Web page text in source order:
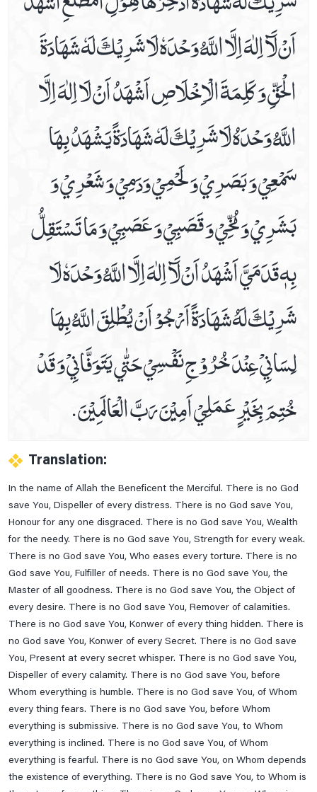
اَنْ لَآ اِلٰهَ اِلَّا اللَّهُ وَحْدَهٗ لَا شَرِيْكَ لَهٗ شَهَادَةَ
الْحَقِّ وَ كَلِمَةَ الْاِخْلَاصِ اَشْهَدُ اَنْ لَا اِلٰهَ اِلَّا
اللَّهُ وَحْدَهُ لَا شَرِيْكَ لَهٗ شَهَادَةً يَشْهَدُ بِهَا
سَمْعِيْ وَ بَصَرِيْ وَ لَحْمِيْ وَدَمِيْ وَ شَعْرِيْ وَ
بَشَرِيْ وَ مُخِّيْ وَ قَصَبِيْ وَ عَصَبِيْ وَ مَا تَسْتَقِلُّ
بِهٖ قَدَمَيَّ اَشْهَدُ اَنْ لَآ اِلٰهَ اِلَّا اللَّهُ وَحْدَهٗ لَا
شَرِيْكَ لَهُ شَهَادَةً اَرْجُوْ اَنْ يُطْلِقَ اللَّهُ بِهَا
لِسَانِيْ عِنْدَ خُرُوْجِ نَفْسِيْ حَتّٰي يَتَوَفَّانِيْ وَ قَدْ
خُتِمَ بِخَيْرٍ عَمَلِيْ اَمِيْنَ رَبَّ الْعَالَمِيْنَ.
Translation:
In the name of Allah the Beneficent the Merciful. There is no God
save You, Dispeller of every distress. There is no God save You,
Honour for any one disgraced. There is no God save You, Wealth
for the needy. There is no God save You, Strength for every weak.
There is no God save You, Who eases every torture. There is no
God save You, Fulfiller of needs. There is no God save You, the
Master of all goodness. There is no God save You, the Object of
every desire. There is no God save You, Remover of calamities.
There is no God save You, Konwer of every thing hidden. There is
no God save You, Konwer of every Secret. There is no God save
You, Present at every secret whisper. There is no God save You,
Dispeller of every calamity. There is no God save You, before
Whom everything is humble. There is no God save You, of Whom
every thing fears. There is no God save You, before Whom
everything is submissive. There is no God save You, to Whom
everything is inclined. There is no God save You, of Whom
everything is fearful. There is no God save You, on Whom depends
the existence of everything. There is no God save You, to Whom is